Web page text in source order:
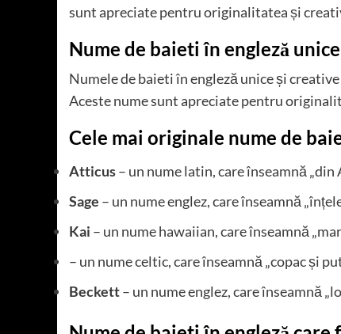
sunt apreciate pentru originalitatea și
Nume de baieti în engleză
Numele de baieti în engleză unice și
Aceste nume sunt apreciate pentru
Cele mai originale nume de
Atticus– un nume latin, care înseamnă „din
Sage – un nume englez, care înseamnă
Kai – un nume hawaiian, care înseamnă
– un nume celtic, care înseamnă „copac și
Beckett– un nume englez, care înseamnă